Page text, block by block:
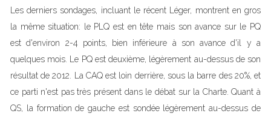
Les derniers sondages, incluant le récent Léger, montrent en gros
la même situation: le PLQ est en tête mais son avance sur le PQ
est d'environ 2-4 points, bien inférieure à son avance d'il y a
quelques mois. Le PQ est deuxième, légèrement au-dessus de son
résultat de 2012. La CAQ est loin derrière, sous la barre des 20%, et
ce parti n'est pas très présent dans le débat sur la Charte. Quant à
QS, la formation de gauche est sondée légèrement au-dessus de